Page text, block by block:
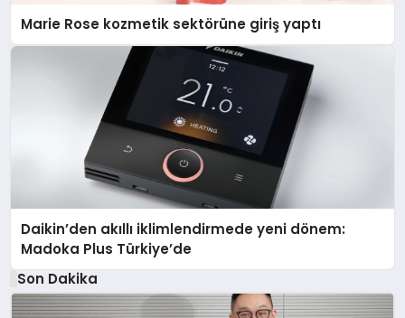
Marie Rose kozmetik sektörüne giriş yaptı
Daikin’den akıllı iklimlendirmede yeni dönem:
Madoka Plus Türkiye’de
Son Dakika